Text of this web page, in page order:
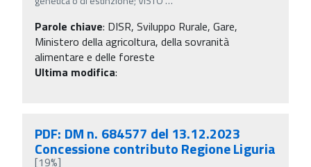
Parole chiave: DISR, Sviluppo Rurale, Gare,
Ministero della agricoltura, della sovranità
alimentare e delle foreste
Ultima modifica:
PDF: DM n. 684577 del 13.12.2023
Concessione contributo Regione Liguria
[19%]